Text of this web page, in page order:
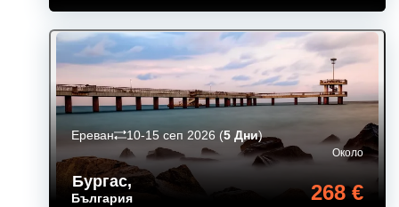
Бургас,
България
Около
268 €
Ереван 10-15 сеп 2026 (5 Дни)